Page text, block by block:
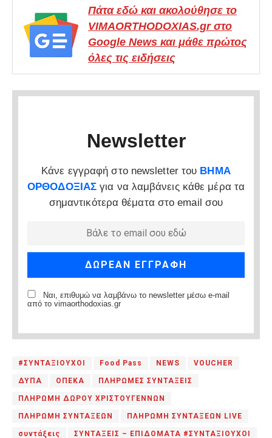
Πάτα εδώ και ακολούθησε το
VIMAORTHODOXIAS.gr στο
Google News και μάθε πρώτος
όλες τις ειδήσεις
Newsletter
Κάνε εγγραφή στο newsletter του ΒΗΜΑ
ΟΡΘΟΔΟΞΙΑΣ για να λαμβάνεις κάθε μέρα τα
σημαντικότερα θέματα στο email σου
Ναι, επιθυμώ να λαμβάνω το newsletter μέσω e-mail
από το vimaorthodoxias.gr
#ΣΥΝΤΑΞΙΟΥΧΟΙ Food Pass NEWS VOUCHER
ΔΥΠΑ ΟΠΕΚΑ ΠΛΗΡΩΜΕΣ ΣΥΝΤΑΞΕΙΣ
ΠΛΗΡΩΜΗ ΔΩΡΟΥ ΧΡΙΣΤΟΥΓΕΝΝΩΝ
ΠΛΗΡΩΜΗ ΣΥΝΤΑΞΕΩΝ ΠΛΗΡΩΜΗ ΣΥΝΤΑΞΕΩΝ LIVE
συντάξεις ΣΥΝΤΑΞΕΙΣ – ΕΠΙΔΟΜΑΤΑ #ΣΥΝΤΑΞΙΟΥΧΟΙ